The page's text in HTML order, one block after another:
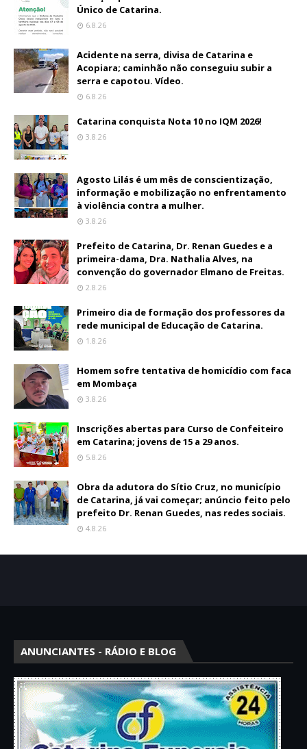
Único de Catarina.
6.8.26
Acidente na serra, divisa de Catarina e
Acopiara; caminhão não conseguiu subir a
serra e capotou. Vídeo.
6.8.26
Catarina conquista Nota 10 no IQM 2026!
3.8.26
Agosto Lilás é um mês de conscientização,
informação e mobilização no enfrentamento
à violência contra a mulher.
3.8.26
Prefeito de Catarina, Dr. Renan Guedes e a
primeira-dama, Dra. Nathalia Alves, na
convenção do governador Elmano de Freitas.
2.8.26
Primeiro dia de formação dos professores da
rede municipal de Educação de Catarina.
1.8.26
Homem sofre tentativa de homicídio com faca
em Mombaça
3.8.26
Inscrições abertas para Curso de Confeiteiro
em Catarina; jovens de 15 a 29 anos.
5.8.26
Obra da adutora do Sítio Cruz, no município
de Catarina, já vai começar; anúncio feito pelo
prefeito Dr. Renan Guedes, nas redes sociais.
4.8.26
ANUNCIANTES - RÁDIO E BLOG